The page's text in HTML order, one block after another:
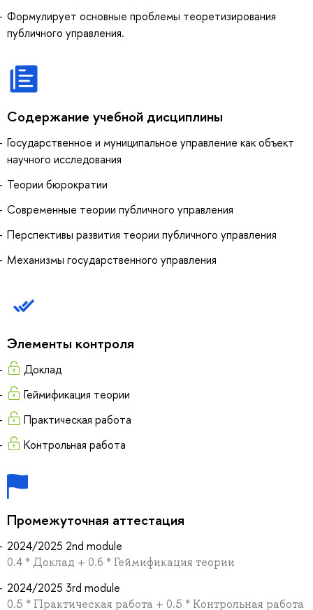
Формулирует основные проблемы теоретизирования
публичного управления.
Содержание учебной дисциплины
Государственное и муниципальное управление как объект
научного исследования
Теории бюрократии
Современные теории публичного управления
Перспективы развития теории публичного управления
Механизмы государственного управления
Элементы контроля
Доклад
Геймификация теории
Практическая работа
Контрольная работа
Промежуточная аттестация
2024/2025 2nd module
0.4 * Доклад + 0.6 * Геймификация теории
2024/2025 3rd module
0.5 * Практическая работа + 0.5 * Контрольная работа